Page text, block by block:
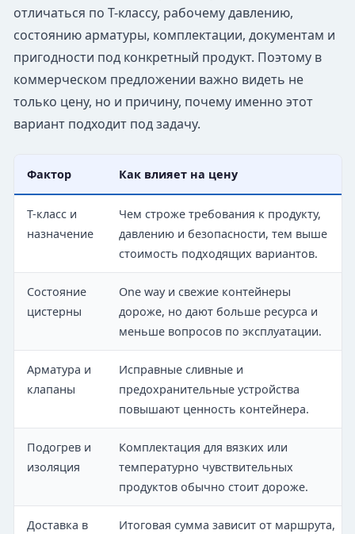
отличаться по T-классу, рабочему давлению,
состоянию арматуры, комплектации, документам и
пригодности под конкретный продукт. Поэтому в
коммерческом предложении важно видеть не
только цену, но и причину, почему именно этот
вариант подходит под задачу.
Фактор Как влияет на цену
T-класс и
назначение
Чем строже требования к продукту,
давлению и безопасности, тем выше
стоимость подходящих вариантов.
Состояние
цистерны
One way и свежие контейнеры
дороже, но дают больше ресурса и
меньше вопросов по эксплуатации.
Арматура и
клапаны
Исправные сливные и
предохранительные устройства
повышают ценность контейнера.
Подогрев и
изоляция
Комплектация для вязких или
температурно чувствительных
продуктов обычно стоит дороже.
Доставка в Итоговая сумма зависит от маршрута,